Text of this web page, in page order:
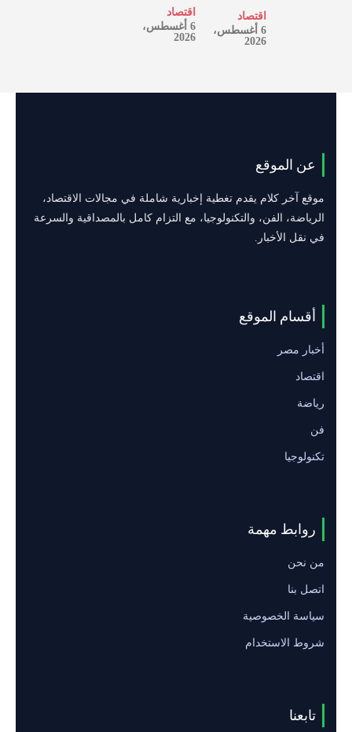
اقتصاد
6 أغسطس،
2026
اقتصاد
6 أغسطس،
2026
عن الموقع
موقع آخر كلام يقدم تغطية إخبارية شاملة في مجالات الاقتصاد،
الرياضة، الفن، والتكنولوجيا، مع التزام كامل بالمصداقية والسرعة
في نقل الأخبار.
أقسام الموقع
أخبار مصر
اقتصاد
رياضة
فن
تكنولوجيا
روابط مهمة
من نحن
اتصل بنا
سياسة الخصوصية
شروط الاستخدام
تابعنا